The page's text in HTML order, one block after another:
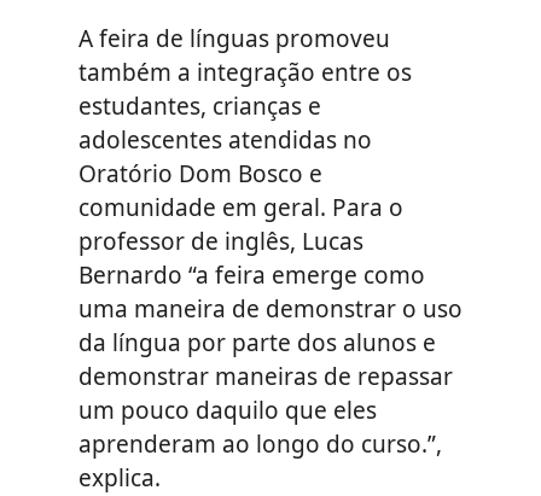
A feira de línguas promoveu
também a integração entre os
estudantes, crianças e
adolescentes atendidas no
Oratório Dom Bosco e
comunidade em geral. Para o
professor de inglês, Lucas
Bernardo “a feira emerge como
uma maneira de demonstrar o uso
da língua por parte dos alunos e
demonstrar maneiras de repassar
um pouco daquilo que eles
aprenderam ao longo do curso.”,
explica.